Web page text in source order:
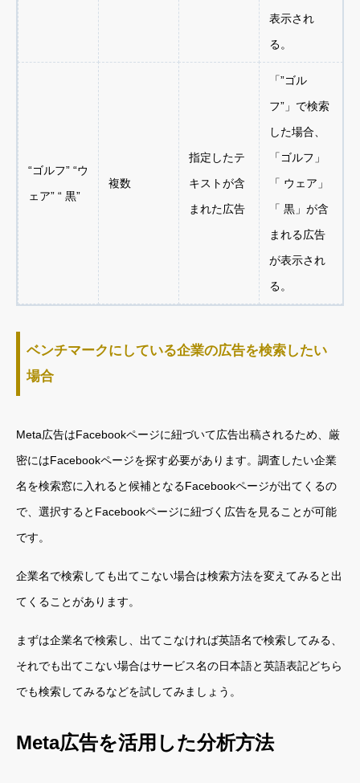
表示され
る。
“ゴルフ” “ウ
ェア” “ 黒”
複数
指定したテ
キストが含
まれた広告
「”ゴル
フ”」で検索
した場合、
「ゴルフ」
「 ウェア」
「 黒」が含
まれる広告
が表示され
る。
ベンチマークにしている企業の広告を検索したい
場合
Meta広告はFacebookページに紐づいて広告出稿されるため、厳
密にはFacebookページを探す必要があります。調査したい企業
名を検索窓に入れると候補となるFacebookページが出てくるの
で、選択するとFacebookページに紐づく広告を見ることが可能
です。
企業名で検索しても出てこない場合は検索方法を変えてみると出
てくることがあります。
まずは企業名で検索し、出てこなければ英語名で検索してみる、
それでも出てこない場合はサービス名の日本語と英語表記どちら
でも検索してみるなどを試してみましょう。
Meta広告を活用した分析方法